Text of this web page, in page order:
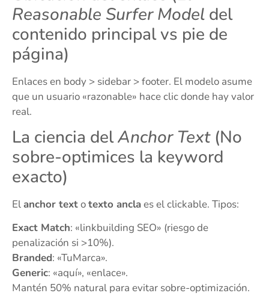
Reasonable Surfer Model del
contenido principal vs pie de
página)
Enlaces en body > sidebar > footer. El modelo asume
que un usuario «razonable» hace clic donde hay valor
real.
La ciencia delAnchor Text(No
sobre-optimices la keyword
exacto)
Elanchor textotexto anclaes el clickable. Tipos:
Exact Match: «linkbuilding SEO» (riesgo de
penalización si >10%).
Branded: «TuMarca».
Generic: «aquí», «enlace».
Mantén 50% natural para evitar sobre-optimización.